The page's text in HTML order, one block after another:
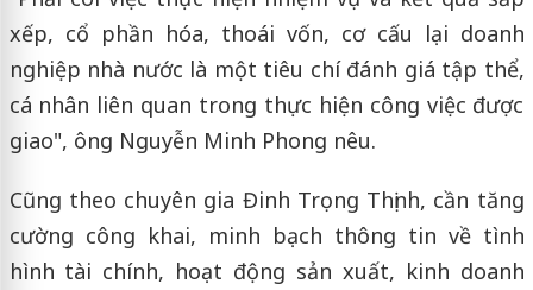
xếp, cổ phần hóa, thoái vốn, cơ cấu lại doanh
nghiệp nhà nước là một tiêu chí đánh giá tập thể,
cá nhân liên quan trong thực hiện công việc được
giao", ông Nguyễn Minh Phong nêu.
Cũng theo chuyên gia Đinh Trọng Thịnh, cần tăng
cường công khai, minh bạch thông tin về tình
hình tài chính, hoạt động sản xuất, kinh doanh